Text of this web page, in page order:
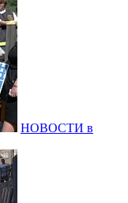
НОВОСТИ в